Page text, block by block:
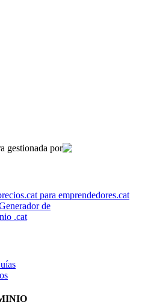
gestionada por
.cat para emprendedores.cat
de
.cat